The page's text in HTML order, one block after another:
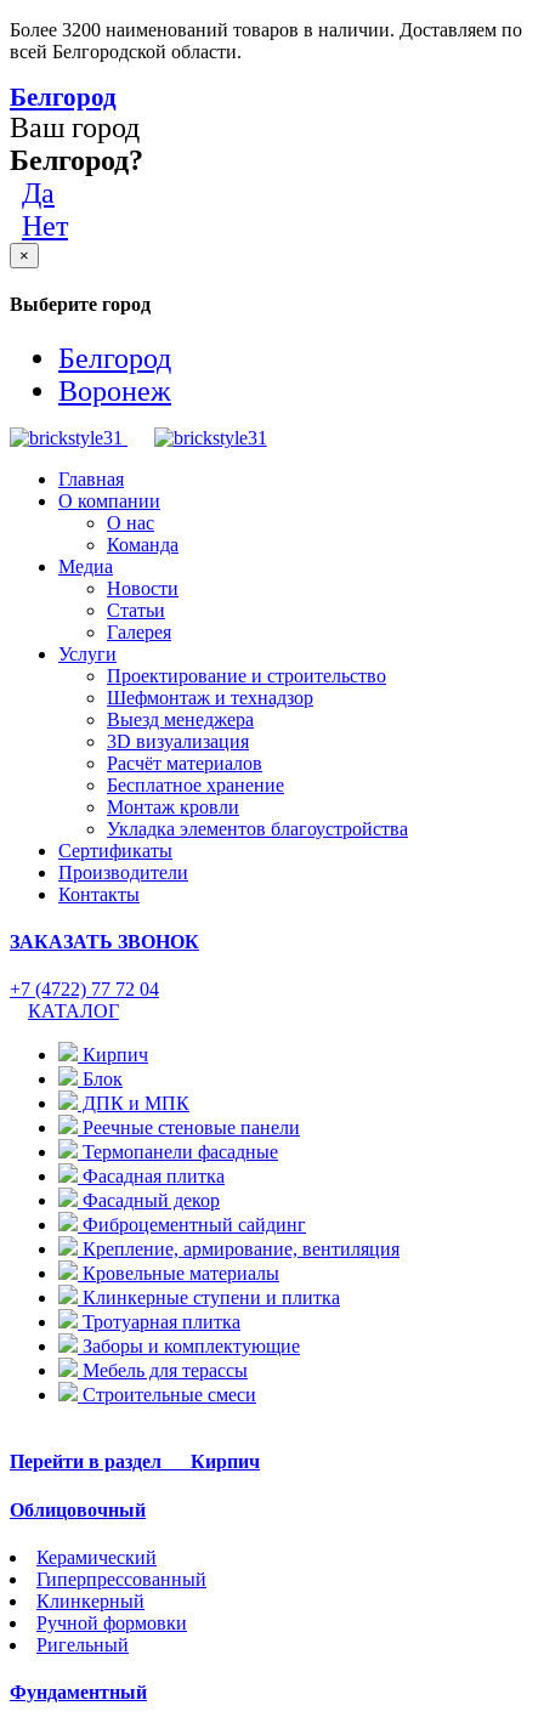
Более 3200 наименований товаров в наличии. Доставляем по
всей Белгородской области.
Белгород
Ваш город
Белгород?
Да
Нет
×
Выберите город
Белгород
Воронеж
Главная
О компании
О нас
Команда
Медиа
Новости
Статьи
Галерея
Услуги
Проектирование и строительство
Шефмонтаж и технадзор
Выезд менеджера
3D визуализация
Расчёт материалов
Бесплатное хранение
Монтаж кровли
Укладка элементов благоустройства
Сертификаты
Производители
Контакты
ЗАКАЗАТЬ ЗВОНОК
+7 (4722) 77 72 04
КАТАЛОГ
Кирпич
Блок
ДПК и МПК
Реечные стеновые панели
Термопанели фасадные
Фасадная плитка
Фасадный декор
Фиброцементный сайдинг
Крепление, армирование, вентиляция
Кровельные материалы
Клинкерные ступени и плитка
Тротуарная плитка
Заборы и комплектующие
Мебель для терассы
Строительные смеси
Перейти в раздел Кирпич
Облицовочный
Керамический
Гиперпрессованный
Клинкерный
Ручной формовки
Ригельный
Фундаментный